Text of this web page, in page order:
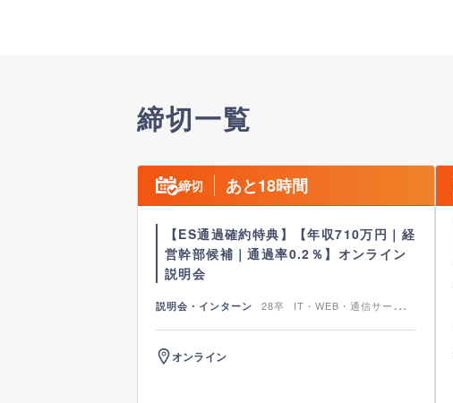
締切一覧
締切 あと18時間
【ES通過確約特典】【年収710万円｜経
営幹部候補｜通過率0.2％】オンライン
説明会
説明会・インターン 28卒
IT・WEB・通信サービ
オンライン